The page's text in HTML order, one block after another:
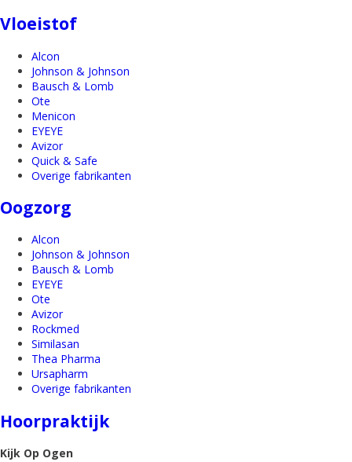
Vloeistof
Alcon
Johnson & Johnson
Bausch & Lomb
Ote
Menicon
EYEYE
Avizor
Quick & Safe
Overige fabrikanten
Oogzorg
Alcon
Johnson & Johnson
Bausch & Lomb
EYEYE
Ote
Avizor
Rockmed
Similasan
Thea Pharma
Ursapharm
Overige fabrikanten
Hoorpraktijk
Kijk Op Ogen